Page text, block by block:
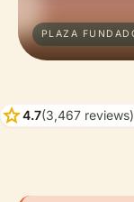
PLAZA
star4.7(3,467 reviews)